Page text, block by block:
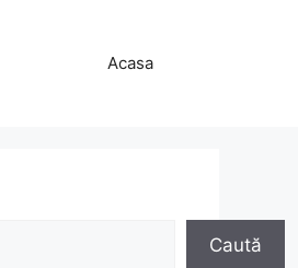
Acasa
Caută